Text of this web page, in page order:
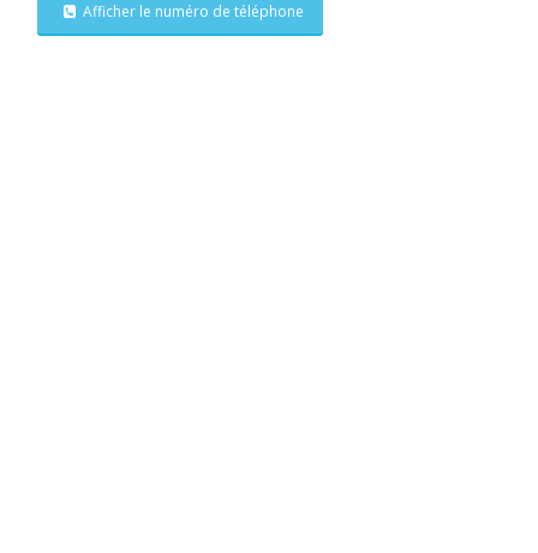
Afficher le numéro de téléphone